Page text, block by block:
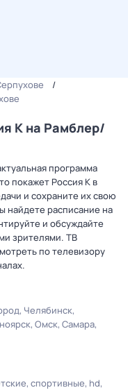
К на Рамблер/
программа
покажет Россия К в
и сохраните их свою
найдете расписание на
и обсуждайте
зрителями. ТВ
по телевизору
Челябинск
Омск Самара
спортивные hd